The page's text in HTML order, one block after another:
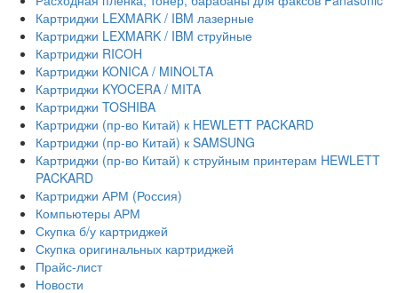
Картриджи LEXMARK / IBM лазерные
Картриджи LEXMARK / IBM струйные
Картриджи RICOH
Картриджи KONICA / MINOLTA
Картриджи KYOCERA / MITA
Картриджи TOSHIBA
Картриджи (пр-во Китай) к HEWLETT PACKARD
Картриджи (пр-во Китай) к SAMSUNG
Картриджи (пр-во Китай) к струйным принтерам HEWLETT
PACKARD
Картриджи АРМ (Россия)
Компьютеры АРМ
Скупка б/у картриджей
Скупка оригинальных картриджей
Прайс-лист
Новости